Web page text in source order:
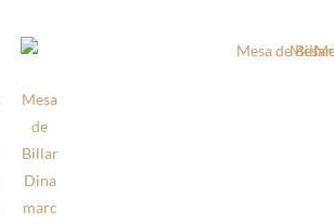
Mesa
de
Billar
Dina
marc